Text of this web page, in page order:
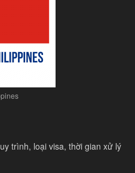
trình, loại visa, thời gian xử lý